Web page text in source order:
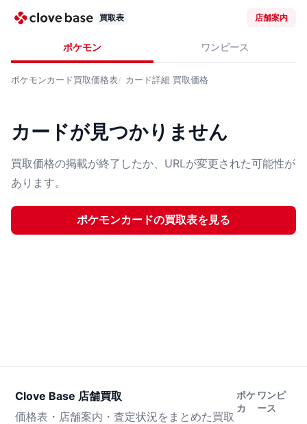
買取表 店舗案内
ポケモン ワンピース
ポケモンカード買取価格表 カード詳細 買取価格
カードが見つかりません
買取価格の掲載が終了したか、URLが変更された可能性が
あります。
ポケモンカードの買取表を見る
Clove Base 店舗買取
価格表・店舗案内・査定状況をまとめた買取
ポケ
カ
ワンピ
ース